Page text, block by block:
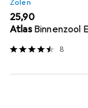
Zolen
EUR
25,90
Atlas Binnenzool
8